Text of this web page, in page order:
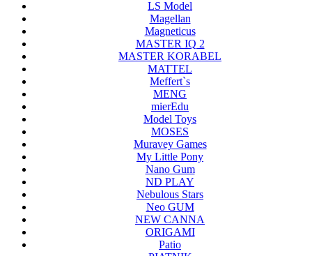
LS Model
Magellan
Magneticus
MASTER IQ 2
MASTER KORABEL
MATTEL
Meffert`s
MENG
mierEdu
Model Toys
MOSES
Muravey Games
My Little Pony
Nano Gum
ND PLAY
Nebulous Stars
Neo GUM
NEW CANNA
ORIGAMI
Patio